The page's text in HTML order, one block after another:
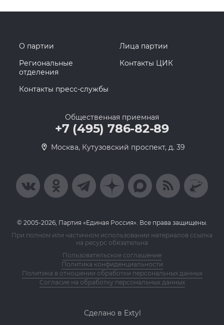
О партии
Лица партии
Региональные
отделения
Контакты ЦИК
Контакты пресс-службы
Общественная приемная
+7 (495) 786-82-89
Москва, Кутузовский проспект, д. 39
© 2005-2026, Партия «Единая Россия». Все права защищены.
При полном или частичном использовании материалов ссылка
на ресурс обязательна
Пользовательское соглашение
Политика конфиденциальности
Политика в отношении обработки персональных данных
Согласие на обработку персональных данных
Сделано в Extyl